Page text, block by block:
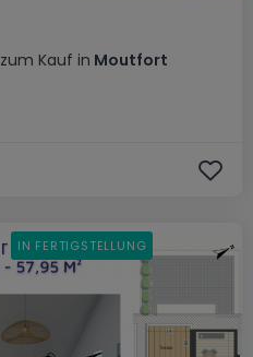
zum Kauf in Moutfort
IN FERTIGSTELLUNG